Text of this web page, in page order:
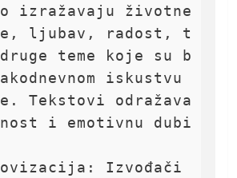
izražavaju životne
ljubav, radost, t
teme koje su b
iskustvu
Tekstovi odražava
i emotivnu dubi
Izvođači